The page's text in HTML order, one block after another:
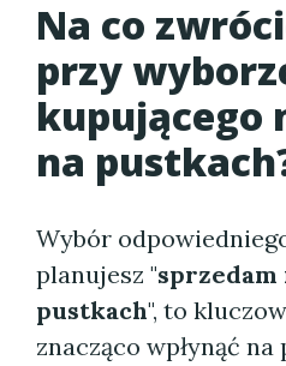
Na co
przy
kupującego
na
Wybór
planujesz "sprzedam
pustkach", to
znacząco wpłynąć na